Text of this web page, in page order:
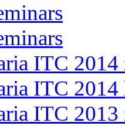
ITC 2014
ITC 2014
ITC 2013